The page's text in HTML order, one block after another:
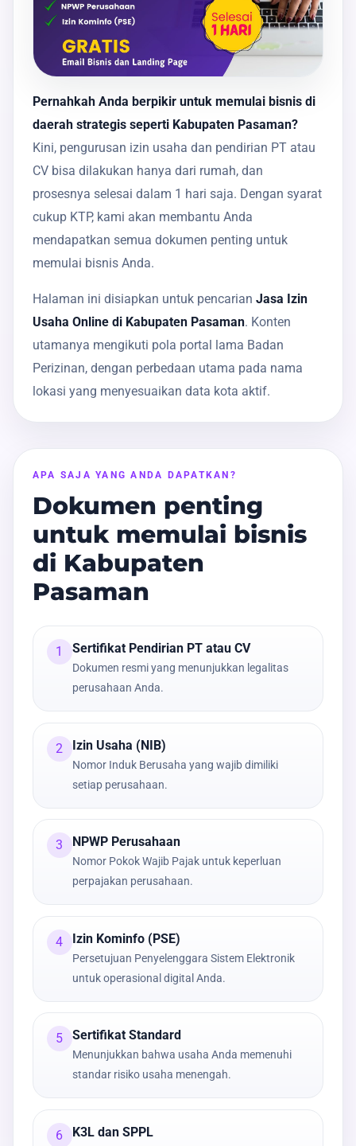
Pernahkah Anda berpikir untuk memulai bisnis di
daerah strategis seperti Kabupaten Pasaman?
Kini, pengurusan izin usaha dan pendirian PT atau
CV bisa dilakukan hanya dari rumah, dan
prosesnya selesai dalam 1 hari saja. Dengan syarat
cukup KTP, kami akan membantu Anda
mendapatkan semua dokumen penting untuk
memulai bisnis Anda.
Halaman ini disiapkan untuk pencarian Jasa Izin
Usaha Online di Kabupaten Pasaman. Konten
utamanya mengikuti pola portal lama Badan
Perizinan, dengan perbedaan utama pada nama
lokasi yang menyesuaikan data kota aktif.
APA SAJA YANG ANDA DAPATKAN?
Dokumen penting
untuk memulai bisnis
di Kabupaten
Pasaman
1 Sertifikat Pendirian PT atau CV
Dokumen resmi yang menunjukkan legalitas
perusahaan Anda.
2 Izin Usaha (NIB)
Nomor Induk Berusaha yang wajib dimiliki
setiap perusahaan.
3 NPWP Perusahaan
Nomor Pokok Wajib Pajak untuk keperluan
perpajakan perusahaan.
4 Izin Kominfo (PSE)
Persetujuan Penyelenggara Sistem Elektronik
untuk operasional digital Anda.
5 Sertifikat Standard
Menunjukkan bahwa usaha Anda memenuhi
standar risiko usaha menengah.
6 K3L dan SPPL